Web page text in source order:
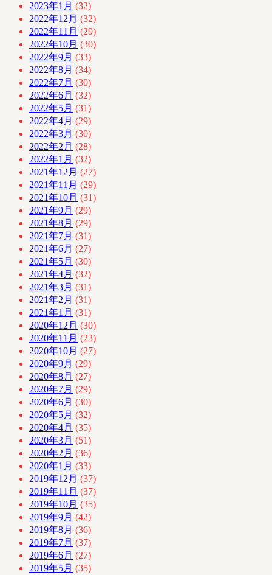
2023年1月 (32)
2022年12月 (32)
2022年11月 (29)
2022年10月 (30)
2022年9月 (33)
2022年8月 (34)
2022年7月 (30)
2022年6月 (32)
2022年5月 (31)
2022年4月 (29)
2022年3月 (30)
2022年2月 (28)
2022年1月 (32)
2021年12月 (27)
2021年11月 (29)
2021年10月 (31)
2021年9月 (29)
2021年8月 (29)
2021年7月 (31)
2021年6月 (27)
2021年5月 (30)
2021年4月 (32)
2021年3月 (31)
2021年2月 (31)
2021年1月 (31)
2020年12月 (30)
2020年11月 (23)
2020年10月 (27)
2020年9月 (29)
2020年8月 (27)
2020年7月 (29)
2020年6月 (30)
2020年5月 (32)
2020年4月 (35)
2020年3月 (51)
2020年2月 (36)
2020年1月 (33)
2019年12月 (37)
2019年11月 (37)
2019年10月 (35)
2019年9月 (42)
2019年8月 (36)
2019年7月 (37)
2019年6月 (27)
2019年5月 (35)